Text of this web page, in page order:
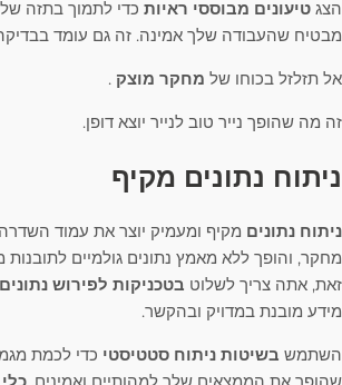
הצג טיעונים מבוססי ראיות כדי לתמוך בתזה
מבטיח שהעבודה שלך אמינה. זה גם עומד
אל תזלזל בכוחו של מחקר מוצק .
זה מה שהופך נייר טוב לנייר יוצא דופן.
ניתוח נתונים מקיף
ניתוח נתונים מקיף ומעמיק יוצר את עמוד
מחקר, והופך ללא מאמץ נתונים גולמיים לתובנות
זאת, אתה צריך לשלוט בטכניקות לפירוש נתונים
מידע מובנת במדויק ובהקשר.
השתמש בשיטות ניתוח סטטיסטי כדי לכמת